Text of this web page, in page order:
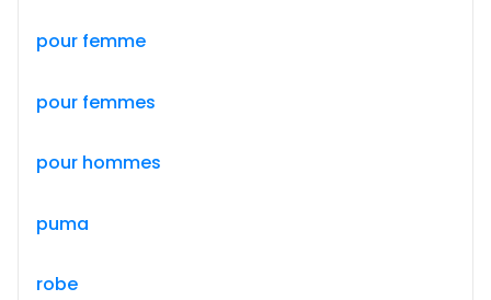
pour femme
pour femmes
pour hommes
puma
robe